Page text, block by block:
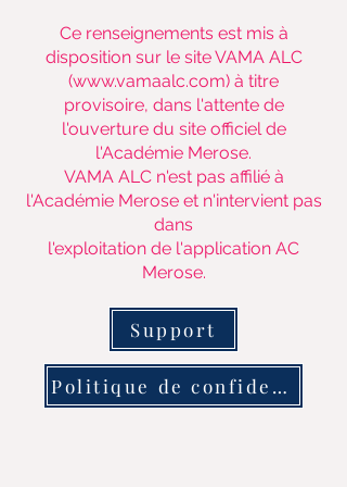
Ce renseignements est mis à
disposition sur le site VAMA ALC
(www.vamaalc.com) à titre
provisoire, dans l'attente de
l'ouverture du site officiel de
l'Académie Merose.
VAMA ALC n'est pas affilié à
l'Académie Merose et n'intervient pas
dans
l'exploitation de l'application AC
Merose.
Support
Politique de confidentialité